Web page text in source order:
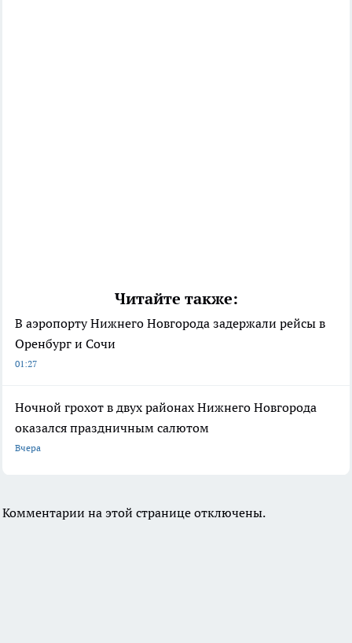
Читайте также:
В аэропорту Нижнего Новгорода задержали рейсы в
Оренбург и Сочи
01:27
Ночной грохот в двух районах Нижнего Новгорода
оказался праздничным салютом
Вчера
Комментарии на этой странице отключены.